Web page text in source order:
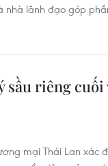
lãnh đạo góp
sầu riêng
mại Thái Lan xác